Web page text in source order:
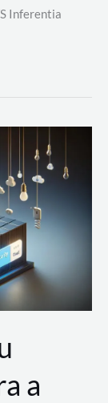
Inferentia
a